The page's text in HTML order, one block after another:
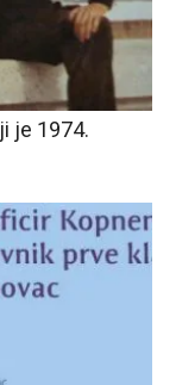
je 1974.